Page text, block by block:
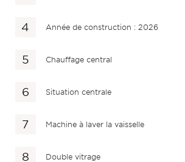
Année de construction : 2026
Chauffage central
Situation centrale
Machine à laver la vaisselle
Double vitrage